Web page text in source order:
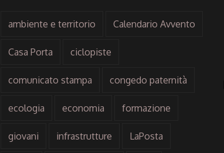
ambiente e territorio Calendario Avvento
Casa Porta ciclopiste
comunicato stampa congedo paternità
ecologia economia formazione
giovani infrastrutture LaPosta